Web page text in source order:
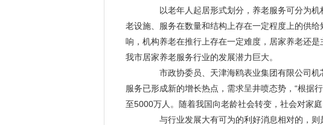
以老年人起居形式划分，养老服务可分为机
老设施、服务在数量和结构上存在一定程度上的供
响，机构养老在推行上存在一定难度， 居家养老还是
我市居家养老服务行业的发展潜力巨大。
市政协委员、天津海鸥表业集团有限公司机
服务已形成新的增长热点，需求呈井喷态势，“根据
至5000万人。随着我国向老龄社会转变，社会对家
与行业发展大有可为的利好消息相对的，则